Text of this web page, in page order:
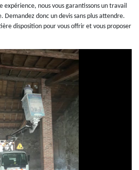
nous vous garantissons un travail
donc un devis sans plus attendre.
disposition pour vous offrir et vous proposer